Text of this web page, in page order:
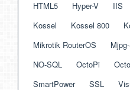
HTML5
Hyper-V IIS
Kossel
Kossel 800
Mikrotik RouterOS
NO-SQL
OctoPi
SmartPower
SSL